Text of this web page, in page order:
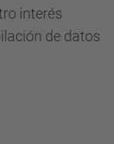
interés
de datos